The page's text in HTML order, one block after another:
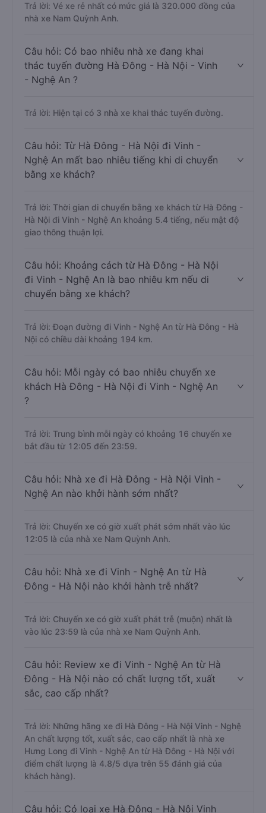
Trả lời: Vé xe rẻ nhất có mức giá là 320.000 đồng của
nhà xe Nam Quỳnh Anh.
Câu hỏi: Có bao nhiêu nhà xe đang khai
thác tuyến đường Hà Đông - Hà Nội - Vinh
- Nghệ An ?
Trả lời: Hiện tại có 3 nhà xe khai thác tuyến đường.
Câu hỏi: Từ Hà Đông - Hà Nội đi Vinh -
Nghệ An mất bao nhiêu tiếng khi di chuyển
bằng xe khách?
Trả lời: Thời gian di chuyển bằng xe khách từ Hà Đông -
Hà Nội đi Vinh - Nghệ An khoảng 5.4 tiếng, nếu mật độ
giao thông thuận lợi.
Câu hỏi: Khoảng cách từ Hà Đông - Hà Nội
đi Vinh - Nghệ An là bao nhiêu km nếu di
chuyển bằng xe khách?
Trả lời: Đoạn đường đi Vinh - Nghệ An từ Hà Đông - Hà
Nội có chiều dài khoảng 194 km.
Câu hỏi: Mỗi ngày có bao nhiêu chuyến xe
khách Hà Đông - Hà Nội đi Vinh - Nghệ An
?
Trả lời: Trung bình mỗi ngày có khoảng 16 chuyến xe
bắt đầu từ 12:05 đến 23:59.
Câu hỏi: Nhà xe đi Hà Đông - Hà Nội Vinh -
Nghệ An nào khởi hành sớm nhất?
Trả lời: Chuyến xe có giờ xuất phát sớm nhất vào lúc
12:05 là của nhà xe Nam Quỳnh Anh.
Câu hỏi: Nhà xe đi Vinh - Nghệ An từ Hà
Đông - Hà Nội nào khởi hành trễ nhất?
Trả lời: Chuyến xe có giờ xuất phát trễ (muộn) nhất là
vào lúc 23:59 là của nhà xe Nam Quỳnh Anh.
Câu hỏi: Review xe đi Vinh - Nghệ An từ Hà
Đông - Hà Nội nào có chất lượng tốt, xuất
sắc, cao cấp nhất?
Trả lời: Những hãng xe đi Hà Đông - Hà Nội Vinh - Nghệ
An chất lượng tốt, xuất sắc, cao cấp nhất là nhà xe
Hưng Long đi Vinh - Nghệ An từ Hà Đông - Hà Nội với
điểm chất lượng là 4.8/5 dựa trên 55 đánh giá của
khách hàng).
Câu hỏi: Có loại xe Hà Đông - Hà Nội Vinh